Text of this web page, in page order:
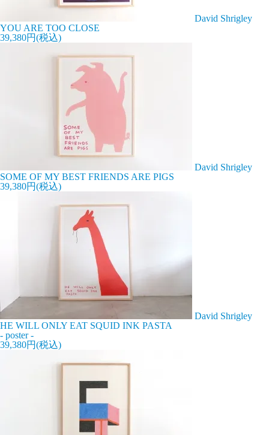
David Shrigley
YOU ARE TOO CLOSE
39,380円(税込)
David Shrigley
SOME OF MY BEST FRIENDS ARE PIGS
39,380円(税込)
David Shrigley
HE WILL ONLY EAT SQUID INK PASTA
- poster -
39,380円(税込)